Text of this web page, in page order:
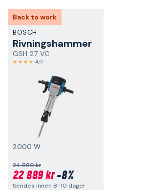
Back to work
BOSCH
Rivningshammer
GSH 27 VC
4,0
2000 W
24 880 kr
22 889 kr-8%
Sendes innen 8-10 dager